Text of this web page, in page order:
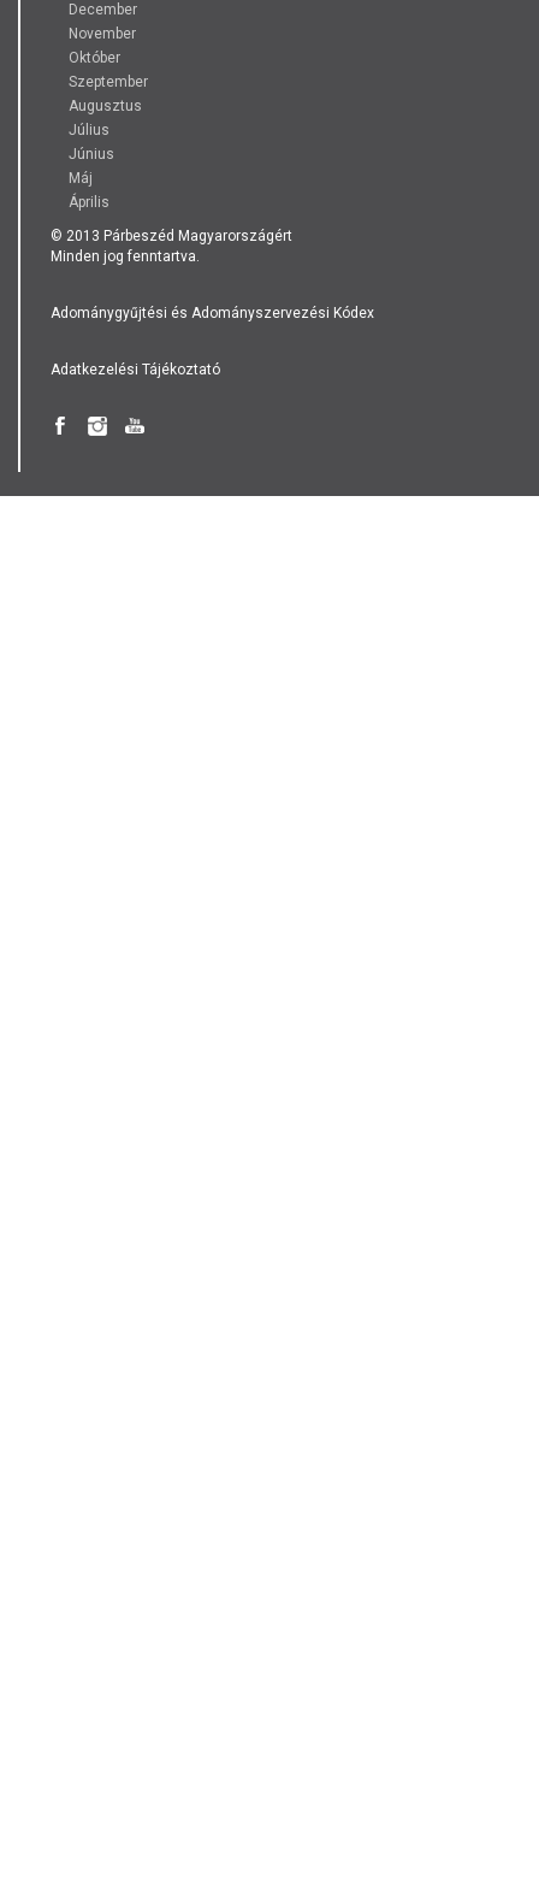
December
November
Október
Szeptember
Augusztus
Július
Június
Máj
Április
© 2013 Párbeszéd Magyarországért
Minden jog fenntartva.
Adománygyűjtési és Adományszervezési Kódex
Adatkezelési Tájékoztató